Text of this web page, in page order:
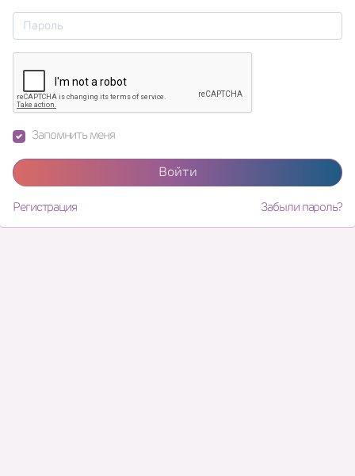
Запомнить меня
Войти
Регистрация Забыли пароль?